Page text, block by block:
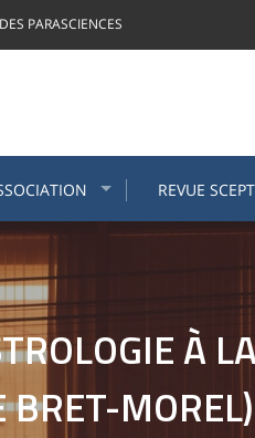
PARASCIENCES
REVUE
À
BRET-MOREL)